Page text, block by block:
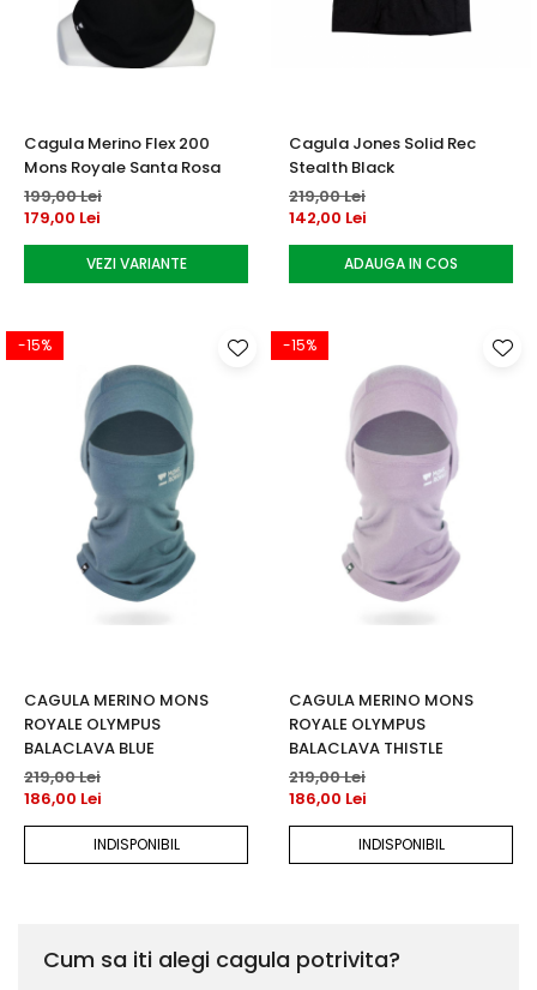
Accesorii tenis
Gripuri & overgripuri
Testeaza rachete
Cagula Merino Flex 200
Mons Royale Santa Rosa
199,00 Lei
179,00 Lei
VEZI VARIANTE
Cagula Jones Solid Rec
Stealth Black
219,00 Lei
142,00 Lei
ADAUGA IN COS
-15%
CAGULA MERINO MONS
ROYALE OLYMPUS
BALACLAVA BLUE
219,00 Lei
186,00 Lei
INDISPONIBIL
-15%
CAGULA MERINO MONS
ROYALE OLYMPUS
BALACLAVA THISTLE
219,00 Lei
186,00 Lei
INDISPONIBIL
Cum sa iti alegi cagula potrivita?